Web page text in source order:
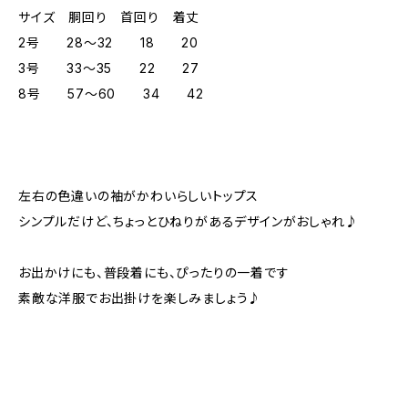
サイズ 胴回り 首回り 着丈
2号 28～32 18 20
3号 33～35 22 27
8号 57～60 34 42
左右の色違いの袖がかわいらしいトップス
シンプルだけど、ちょっとひねりがあるデザインがおしゃれ♪
お出かけにも、普段着にも、ぴったりの一着です
素敵な洋服でお出掛けを楽しみましょう♪